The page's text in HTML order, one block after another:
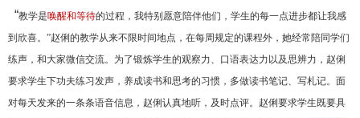
“教学是唤醒和等待的过程，我特别愿意陪伴他们，学生的每一点进步都让我感
到欣喜。”赵俐的教学从来不限时间地点，在每周规定的课程外，她经常陪同学们
练声，和大家微信交流。为了锻炼学生的观察力、口语表达力以及思辨力，赵俐
要求学生下功夫练习发声，养成读书和思考的习惯，多做读书笔记、写札记。面
对每天发来的一条条语音信息，赵俐认真地听，及时点评。赵俐要求学生既要具